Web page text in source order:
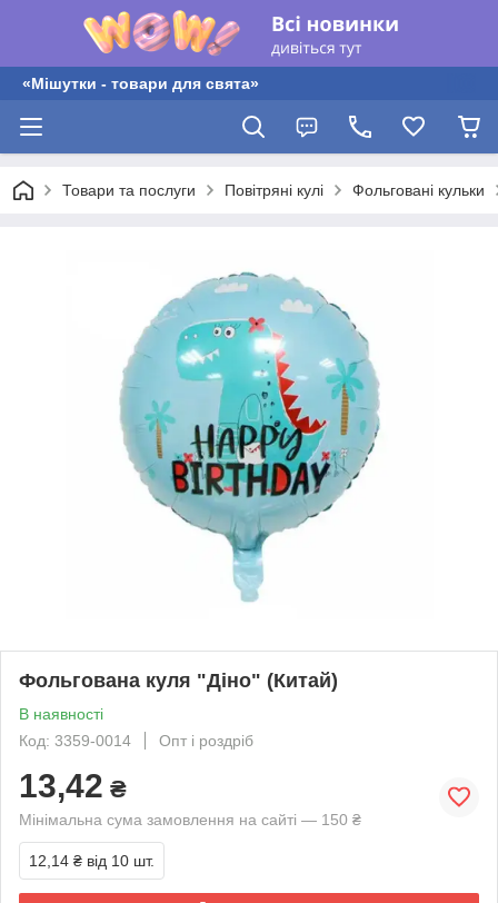
«Мішутки - товари для свята»
Товари та послуги Повітряні кулі Фольговані кульки
Фольгована куля "Діно" (Китай)
В наявності
Код: 3359-0014
Опт і роздріб
13,42 ₴
Мінімальна сума замовлення на сайті — 150 ₴
12,14 ₴ від 10 шт.